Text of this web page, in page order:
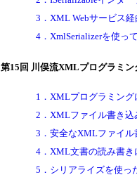
3．XML Webサービス
4．XmlSerializerを使っ
第15回 川俣流XMLプログラミ
1．XMLプログラミン
2．XMLファイル書き込
3．安全なXMLファイ
4．XML文書の読み書
5．シリアライズを使っ